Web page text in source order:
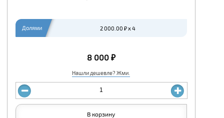
Долями 2 000.00 ₽ x 4
Нашли дешевле? Жми.
8 000 ₽
В корзину